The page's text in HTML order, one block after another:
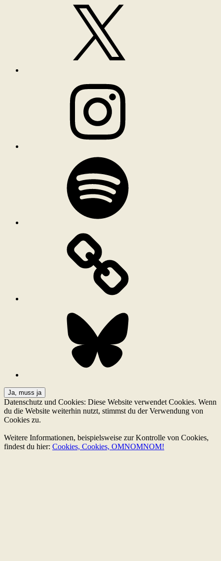
Datenschutz und Cookies: Diese Website verwendet Cookies. Wenn
du die Website weiterhin nutzt, stimmst du der Verwendung von
Cookies zu.
Weitere Informationen, beispielsweise zur Kontrolle von Cookies,
findest du hier: Cookies, Cookies, OMNOMNOM!